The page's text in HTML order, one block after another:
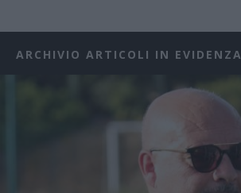
ARCHIVIO ARTICOLI IN EVIDENZA